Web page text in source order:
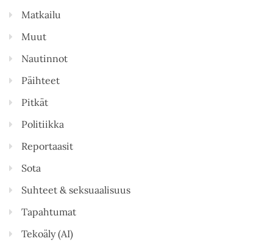
Matkailu
Muut
Nautinnot
Päihteet
Pitkät
Politiikka
Reportaasit
Sota
Suhteet & seksuaalisuus
Tapahtumat
Tekoäly (AI)